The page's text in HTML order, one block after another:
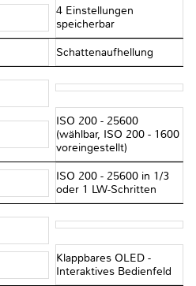
4 Einstellungen
speicherbar
Schattenaufhellung
ISO 200 - 25600
(wählbar, ISO 200 - 1600
voreingestellt)
ISO 200 - 25600 in 1/3
oder 1 LW-Schritten
Klappbares OLED -
Interaktives Bedienfeld